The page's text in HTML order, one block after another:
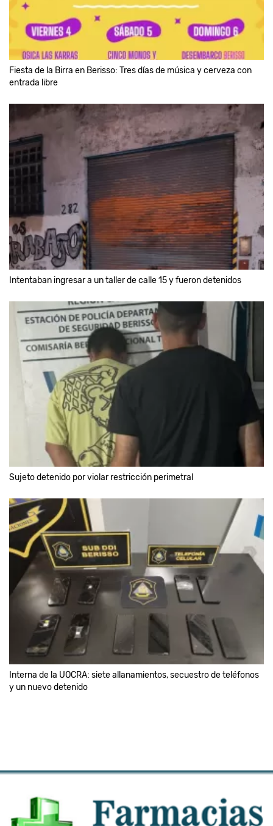
Fiesta de la Birra en Berisso: Tres días de música y cerveza con
entrada libre
Intentaban ingresar a un taller de calle 15 y fueron detenidos
Sujeto detenido por violar restricción perimetral
Interna de la UOCRA: siete allanamientos, secuestro de teléfonos
y un nuevo detenido